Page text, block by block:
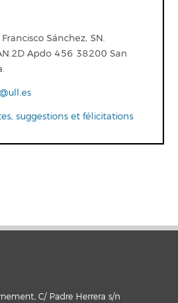
Sánchez, SN.
Apdo 456 38200 San
suggestions et félicitations
C/ Padre Herrera s/n